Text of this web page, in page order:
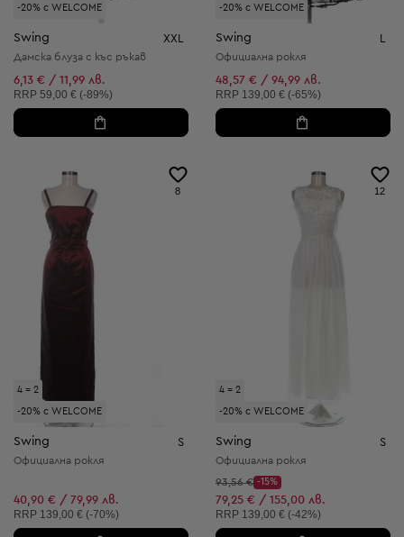
-20% с WELCOME
Swing XXL
Дамска блуза с къс ръкав
6,13 € / 11,99 лв.
Препоръчителна цена:
RRP 59,00 € (-89%)
-20% с WELCOME
Swing L
Официална рокля
48,57 € / 94,99 лв.
Препоръчителна цена:
RRP 139,00 € (-65%)
4 = 2
-20% с WELCOME
8
Swing S
Официална рокля
40,90 € / 79,99 лв.
Препоръчителна цена:
RRP 139,00 € (-70%)
4 = 2
-20% с WELCOME
12
Swing S
Официална рокля
Начална цена:
93,56 €
Discount Price:
-15%
Намалена цена:
79,25 € / 155,00 лв.
Препоръчителна цена:
RRP 139,00 € (-42%)